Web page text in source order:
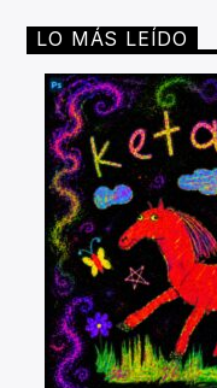
LO MÁS LEÍDO